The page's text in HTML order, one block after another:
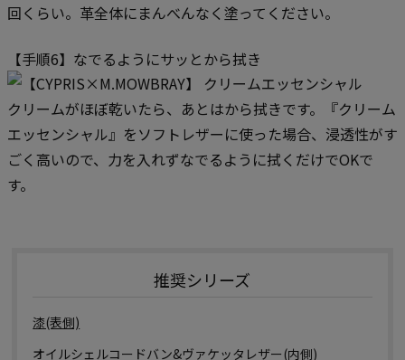
回くらい。革全体にまんべんなく塗ってください。
【手順6】なでるようにサッとから拭き
クリームがほぼ乾いたら、あとはから拭きです。『クリーム
エッセンシャル』をソフトレザーに使った場合、浸透性がす
ごく高いので、力を入れずなでるように拭くだけでOKで
す。
推奨シリーズ
漆(表側)
オイルシェルコードバン&ヴァケッタレザー(内側)